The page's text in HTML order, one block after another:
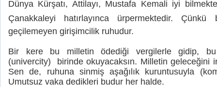
Dünya Kürşatı, Attilayı, Mustafa Kemali iyi
Çanakkaleyi hatırlayınca ürpermektedir.
geçilemeyen girişimcilik ruhudur.
Bir kere bu milletin ödediği vergilerle gidip, bu
(univercity) birinde okuyacaksın. Milletin geleceğini
Sen de, ruhuna sinmiş aşağılık kuruntusuyla
Umutsuz vaka dedikleri budur her halde.